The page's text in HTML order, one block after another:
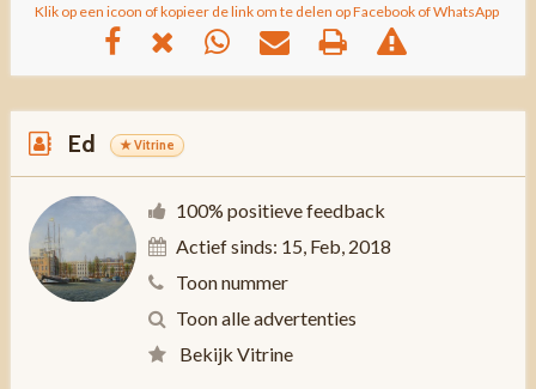
Klik op een icoon of kopieer de link om te delen op Facebook of WhatsApp
Ed ★ Vitrine
100% positieve feedback
Actief sinds: 15, Feb, 2018
Toon nummer
Toon alle advertenties
Bekijk Vitrine